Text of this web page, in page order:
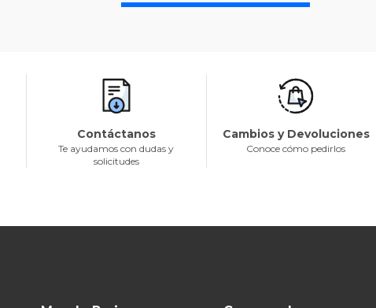
Contáctanos
Te ayudamos con dudas y
solicitudes
Cambios y Devoluciones
Conoce cómo pedirlos